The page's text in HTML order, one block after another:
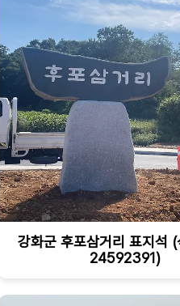
강화군 후포삼거리 표지석
24592391)